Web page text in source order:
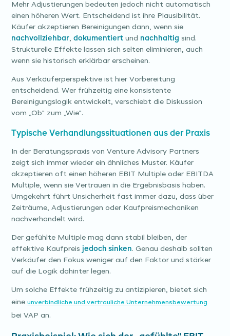
Mehr Adjustierungen bedeuten jedoch nicht automatisch
einen höheren Wert. Entscheidend ist ihre Plausibilität.
Käufer akzeptieren Bereinigungen dann, wenn sie
nachvollziehbar ,dokumentiert und nachhaltig sind.
Strukturelle Effekte lassen sich selten eliminieren, auch
wenn sie historisch erklärbar erscheinen.
Aus Verkäuferperspektive ist hier Vorbereitung
entscheidend. Wer frühzeitig eine konsistente
Bereinigungslogik entwickelt, verschiebt die Diskussion
vom „Ob" zum „Wie".
Typische Verhandlungssituationen aus der Praxis
In der Beratungspraxis von Venture Advisory Partners
zeigt sich immer wieder ein ähnliches Muster. Käufer
akzeptieren oft einen höheren EBIT Multiple oder EBITDA
Multiple, wenn sie Vertrauen in die Ergebnisbasis haben.
Umgekehrt führt Unsicherheit fast immer dazu, dass über
Zeiträume, Adjustierungen oder Kaufpreismechaniken
nachverhandelt wird.
Der gefühlte Multiple mag dann stabil bleiben, der
effektive Kaufpreis jedoch sinken. Genau deshalb sollten
Verkäufer den Fokus weniger auf den Faktor und stärker
auf die Logik dahinter legen.
Um solche Effekte frühzeitig zu antizipieren, bietet sich
eineunverbindliche und vertrauliche Unternehmensbewertung
bei VAP an.